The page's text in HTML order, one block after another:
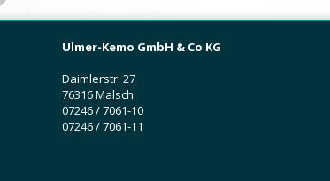
Ulmer-Kemo GmbH & Co KG
Daimlerstr. 27
76316 Malsch
07246 / 7061-10
07246 / 7061-11